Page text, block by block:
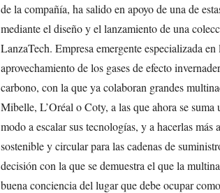
de la compañía, ha salido en apoyo de una de
mediante el diseño y el lanzamiento de una
LanzaTech. Empresa emergente especializada
aprovechamiento de los gases de efecto
carbono, con la que ya colaboran grandes
Mibelle, L’Oréal o Coty, a las que ahora se
modo a escalar sus tecnologías, y a hacerlas más
sostenible y circular para las cadenas de
decisión con la que se demuestra el que la
buena conciencia del lugar que debe ocupar